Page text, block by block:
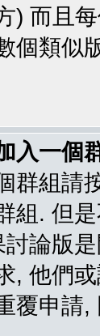
) 而且
個類似
入一個
群組請
組. 但
討論版
, 他們
覆申請,